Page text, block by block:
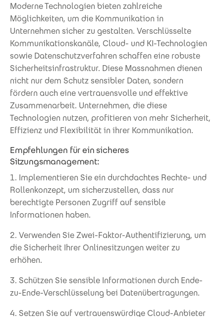
Moderne Technologien bieten zahlreiche
Möglichkeiten, um die Kommunikation in
Unternehmen sicher zu gestalten. Verschlüsselte
Kommunikationskanäle, Cloud- und KI-Technologien
sowie Datenschutzverfahren schaffen eine robuste
Sicherheitsinfrastruktur. Diese Massnahmen dienen
nicht nur dem Schutz sensibler Daten, sondern
fördern auch eine vertrauensvolle und effektive
Zusammenarbeit. Unternehmen, die diese
Technologien nutzen, profitieren von mehr Sicherheit,
Effizienz und Flexibilität in ihrer Kommunikation.
Empfehlungen für ein sicheres
Sitzungsmanagement:
1. Implementieren Sie ein durchdachtes Rechte- und
Rollenkonzept, um sicherzustellen, dass nur
berechtigte Personen Zugriff auf sensible
Informationen haben.
2. Verwenden Sie Zwei-Faktor-Authentifizierung, um
die Sicherheit Ihrer Onlinesitzungen weiter zu
erhöhen.
3. Schützen Sie sensible Informationen durch Ende-
zu-Ende-Verschlüsselung bei Datenübertragungen.
4. Setzen Sie auf vertrauenswürdige Cloud-Anbieter